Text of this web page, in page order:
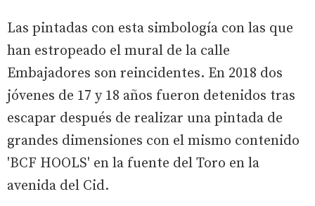
Las pintadas con esta simbología con las que
han estropeado el mural de la calle
Embajadores son reincidentes. En 2018 dos
jóvenes de 17 y 18 años fueron detenidos tras
escapar después de realizar una pintada de
grandes dimensiones con el mismo contenido
'BCF HOOLS' en la fuente del Toro en la
avenida del Cid.